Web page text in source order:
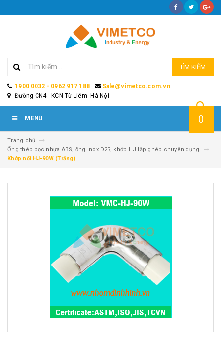
TÌM KIẾM
1900 0032 - 0962 917 188
Sale@vimetco.com.vn
Đường CN4 - KCN Từ Liêm- Hà Nội
MENU 0
Trang chủ
Ống thép bọc nhựa ABS, ống Inox D27, khớp HJ lắp ghép chuyên dụng
Khớp nối HJ-90W (Trắng)